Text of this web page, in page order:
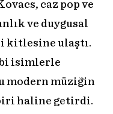
caz pop ve
ve duygusal
kitlesine ulaştı.
isimlerle
modern müziğin
haline getirdi.